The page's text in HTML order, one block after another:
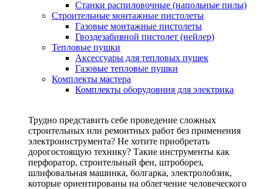
Станки распиловочные (напольные пилы)
Строительные монтажные пистолеты
Газовые монтажные пистолеты
Гвоздезабивной пистолет (нейлер)
Тепловые пушки
Аксессуары для тепловых пушек
Газовые тепловые пушки
Комплекты мастера
Комплекты оборудовния для электрика
Трудно представить себе проведение сложных
строительных или ремонтных работ без применения
электроинструмента? Не хотите приобретать
дорогостоящую технику? Такие инструменты как
перфоратор, строительный фен, штроборез,
шлифовальная машинка, болгарка, электролобзик,
которые ориентированы на облегчение человеческого